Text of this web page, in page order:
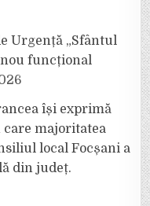
Urgență „Sfântul
funcțional
își exprimă
care majoritatea
local Focșani a
din județ.